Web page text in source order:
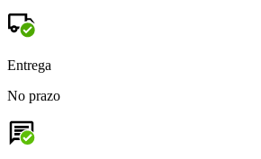
Entrega
No prazo